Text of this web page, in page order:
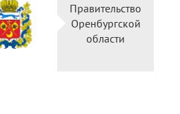
Правительство
Оренбургской
области